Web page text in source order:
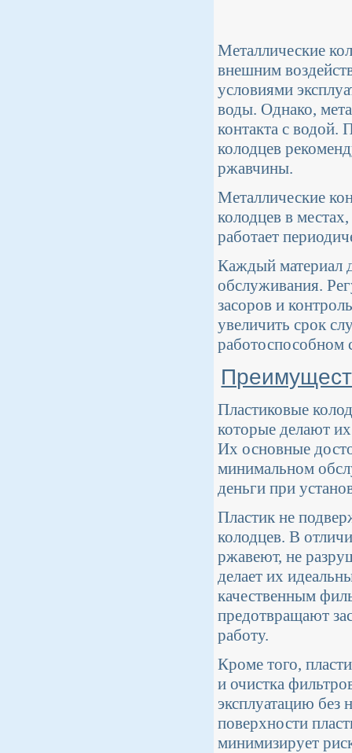
Металлические
внешним
условиями
воды. Однако,
контакта с водой.
колодцев
ржавчины.
Металлические
колодцев в
работает
Каждый материал
обслуживания.
засоров и
увеличить срок
работоспособном
Пластиковые
которые делают
Их основные
минимальном
деньги при
Пластик не
колодцев. В
ржавеют, не
делает их
качественным
предотвращают
работу.
Кроме того,
и очистка
эксплуатацию без
поверхности
минимизирует